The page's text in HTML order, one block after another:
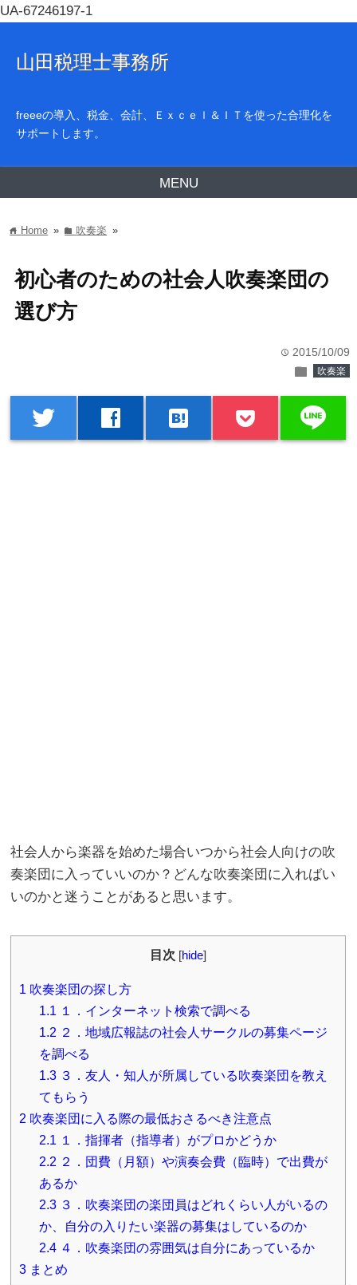
UA-67246197-1
山田税理士事務所
freeeの導入、税金、会計、Ｅｘｃｅｌ＆ＩＴを使った合理化を
サポートします。
MENU
home Home » folder 吹奏楽 »
初心者のための社会人吹奏楽団の
選び方
time 2015/10/09
folder 吹奏楽
twitter facebook hatenabookmark line
社会人から楽器を始めた場合いつから社会人向けの吹
奏楽団に入っていいのか？どんな吹奏楽団に入ればい
いのかと迷うことがあると思います。
目次 [hide]
1 吹奏楽団の探し方
1.1 １．インターネット検索で調べる
1.2 ２．地域広報誌の社会人サークルの募集ページ
を調べる
1.3３．友人・知人が所属している吹奏楽団を教え
てもらう
2 吹奏楽団に入る際の最低おさるべき注意点
2.1 １．指揮者（指導者）がプロかどうか
2.2 ２．団費（月額）や演奏会費（臨時）で出費が
あるか
2.3３．吹奏楽団の楽団員はどれくらい人がいるの
か、自分の入りたい楽器の募集はしているのか
2.4４．吹奏楽団の雰囲気は自分にあっているか
3 まとめ